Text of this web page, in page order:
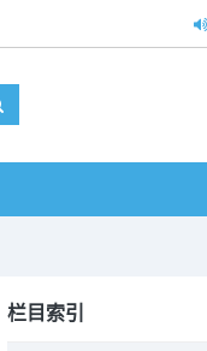
栏目索引